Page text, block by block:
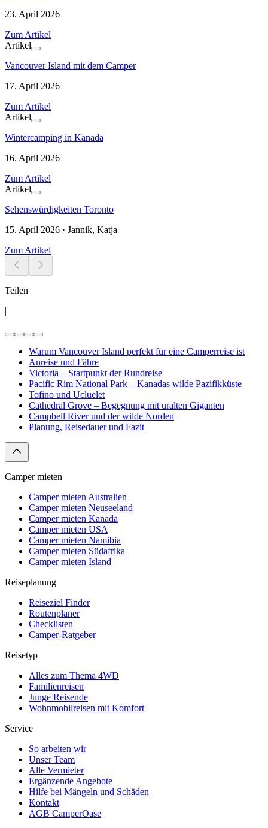
23. April 2026
Zum Artikel
Artikel
Vancouver Island mit dem Camper
17. April 2026
Zum Artikel
Artikel
Wintercamping in Kanada
16. April 2026
Zum Artikel
Artikel
Sehenswürdigkeiten Toronto
15. April 2026 · Jannik, Katja
Zum Artikel
Teilen
|
Warum Vancouver Island perfekt für eine Camperreise ist
Anreise und Fähre
Victoria – Startpunkt der Rundreise
Pacific Rim National Park – Kanadas wilde Pazifikküste
Tofino und Ucluelet
Cathedral Grove – Begegnung mit uralten Giganten
Campbell River und der wilde Norden
Planung, Reisedauer und Fazit
Camper mieten
Camper mieten Australien
Camper mieten Neuseeland
Camper mieten Kanada
Camper mieten USA
Camper mieten Namibia
Camper mieten Südafrika
Camper mieten Island
Reiseplanung
Reiseziel Finder
Routenplaner
Checklisten
Camper-Ratgeber
Reisetyp
Alles zum Thema 4WD
Familienreisen
Junge Reisende
Wohnmobilreisen mit Komfort
Service
So arbeiten wir
Unser Team
Alle Vermieter
Ergänzende Angebote
Hilfe bei Mängeln und Schäden
Kontakt
AGB CamperOase